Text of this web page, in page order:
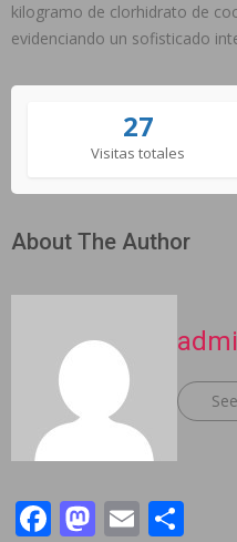
kilogramo de clorhidrato de
evidenciando un sofisticado
27
Visitas totales
About The Author
Facebook
Email